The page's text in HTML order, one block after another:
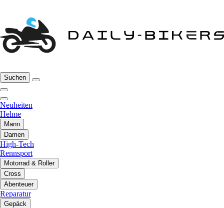
Suchen
Neuheiten
Helme
Mann
Damen
High-Tech
Rennsport
Motorrad & Roller
Cross
Abenteuer
Reparatur
Gepäck